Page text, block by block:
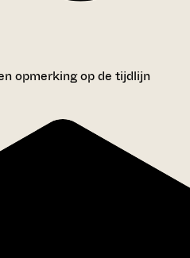
opmerking op de tijdlijn